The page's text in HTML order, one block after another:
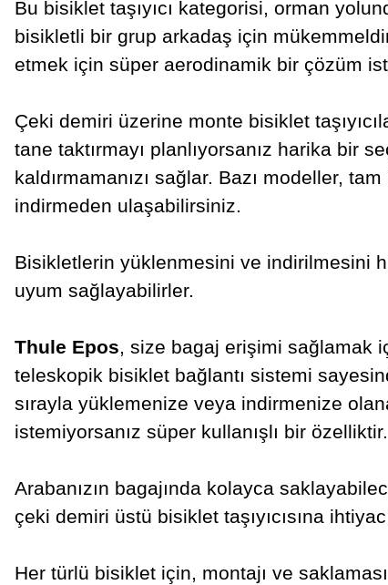
Bu bisiklet taşıyıcı kategorisi, orman
bisikletli bir grup arkadaş için
etmek için süper aerodinamik bir çözüm
Çeki demiri üzerine monte bisiklet
tane taktırmayı planlıyorsanız harika bir
kaldırmamanızı sağlar. Bazı modeller,
indirmeden ulaşabilirsiniz.
Bisikletlerin yüklenmesini ve indirilmesini
uyum sağlayabilirler.
Thule Epos, size bagaj erişimi sağlamak
teleskopik bisiklet bağlantı sistemi
sırayla yüklemenize veya indirmenize
istemiyorsanız süper kullanışlı bir özelliktir.
Arabanızın bagajında kolayca
çeki demiri üstü bisiklet taşıyıcısına
Her türlü bisiklet için, montajı ve